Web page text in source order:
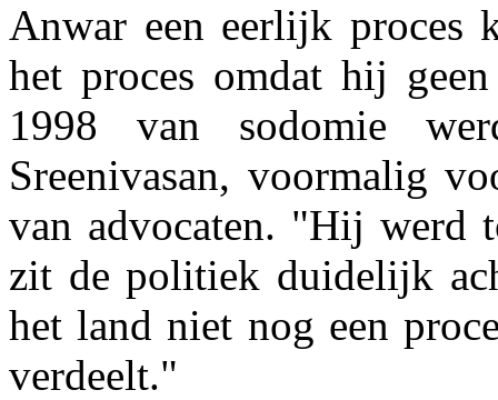
Anwar een eerlijk proces
het proces omdat hij
1998 van sodomie
Sreenivasan, voormalig
van advocaten. "Hij werd
zit de politiek duidelijk
het land niet nog een
verdeelt."